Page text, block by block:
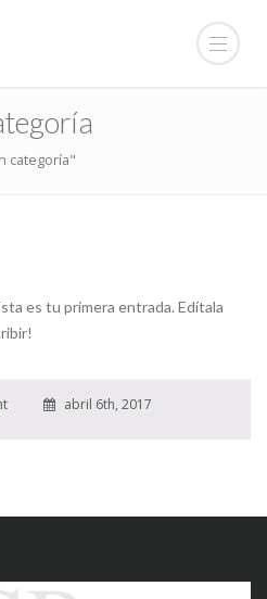
categoría"
es tu primera entrada. Edítala
abril 6th, 2017